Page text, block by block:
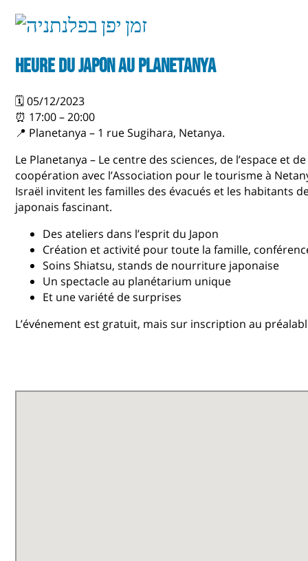
HEURE DU JAPON AU PLANETANYA
🗓 05/12/2023
⏰ 17:00 – 20:00
📍 Planetanya – 1 rue Sugihara, Netanya.
Le Planetanya – Le centre des sciences, de l’espace et
coopération avec l’Association pour le tourisme à
Israël invitent les familles des évacués et les habitants
japonais fascinant.
Des ateliers dans l’esprit du Japon
Création et activité pour toute la famille,
Soins Shiatsu, stands de nourriture japonaise
Un spectacle au planétarium unique
Et une variété de surprises
L’événement est gratuit, mais sur inscription au